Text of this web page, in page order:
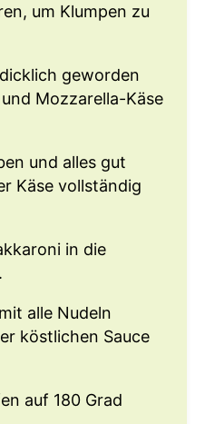
um Klumpen zu
geworden
Mozzarella-Käse
und alles gut
Käse vollständig
in die
alle Nudeln
köstlichen Sauce
auf 180 Grad